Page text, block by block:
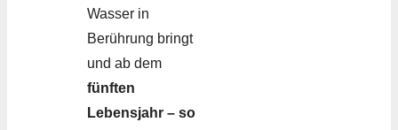
Wasser in
Berührung bringt
und ab dem
fünften
Lebensjahr – so